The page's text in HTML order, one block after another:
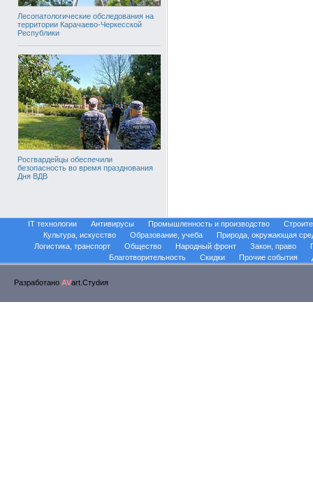
Лесопатологические обследования на
территории Карачаево-Черкесской
Республики
Росгвардейцы обеспечили
безопасность во время празднования
Дня ВДВ
IT технологии Антивирусы Промышленность и производство
Культура, искусство
Образование, учеба
Природа, окружающая
Логистика, транспорт
Общество Народный фронт Закон, право
Благотворительность
Скидки Прочие события
Разработано AVart.Стуdия